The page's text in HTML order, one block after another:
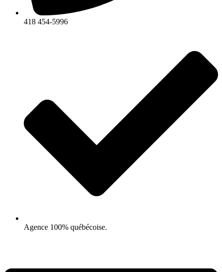
418 454-5996
Agence 100% québécoise.